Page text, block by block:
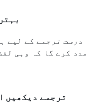
درست ترجمے کے لیے
مدد کرے گا کہ وہی
ترجمے دیکھیں